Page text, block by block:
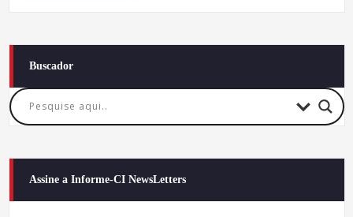
Buscador
Assine a Informe-CI NewsLetters